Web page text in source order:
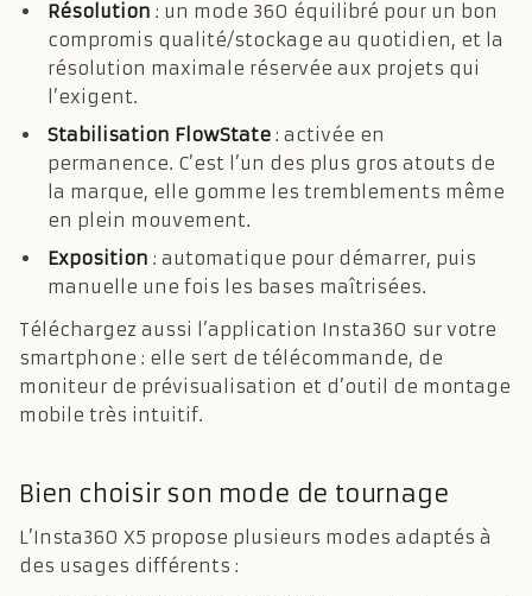
Résolution : un mode 360 équilibré pour un bon
compromis qualité/stockage au quotidien, et la
résolution maximale réservée aux projets qui
l’exigent.
Stabilisation FlowState : activée en
permanence. C’est l’un des plus gros atouts de
la marque, elle gomme les tremblements même
en plein mouvement.
Exposition : automatique pour démarrer, puis
manuelle une fois les bases maîtrisées.
Téléchargez aussi l’application Insta360 sur votre
smartphone : elle sert de télécommande, de
moniteur de prévisualisation et d’outil de montage
mobile très intuitif.
Bien choisir son mode de tournage
L’Insta360 X5 propose plusieurs modes adaptés à
des usages différents :